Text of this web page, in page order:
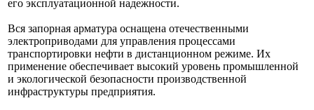
его эксплуатационной надежности.
Вся запорная арматура оснащена отечественными
электроприводами для управления процессами
транспортировки нефти в дистанционном режиме. Их
применение обеспечивает высокий уровень промышленной
и экологической безопасности производственной
инфраструктуры предприятия.